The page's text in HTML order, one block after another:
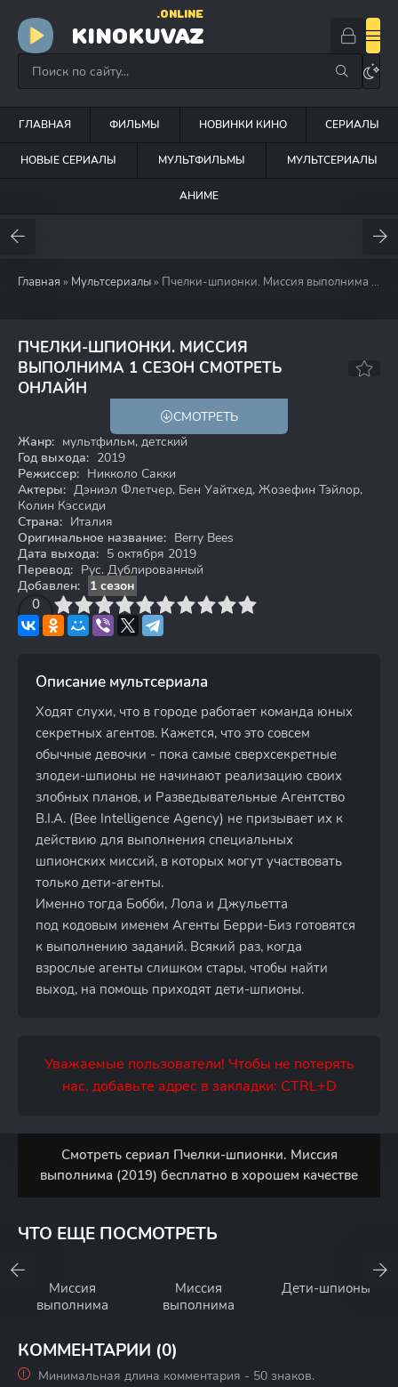
KINOKUVAZ
.ONLINE
ГЛАВНАЯ ФИЛЬМЫ НОВИНКИ КИНО СЕРИАЛЫ
НОВЫЕ СЕРИАЛЫ МУЛЬТФИЛЬМЫ МУЛЬТСЕРИАЛЫ
АНИМЕ
Главная » Мультсериалы » Пчелки-шпионки. Миссия выполнима (2019)
ПЧЕЛКИ-ШПИОНКИ. МИССИЯ
ВЫПОЛНИМА 1 СЕЗОН СМОТРЕТЬ
ОНЛАЙН
СМОТРЕТЬ
Жанр: мультфильм, детский
Год выхода: 2019
Режиссер: Никколо Сакки
Актеры: Дэниэл Флетчер, Бен Уайтхед, Жозефин Тэйлор,
Колин Кэссиди
Страна: Италия
Оригинальное название: Berry Bees
Дата выхода: 5 октября 2019
Перевод: Рус. Дублированный
Добавлен:
1 сезон
0
4 6 7 8 9 10
Описание мультсериала
Ходят слухи, что в городе работает команда юных
секретных агентов. Кажется, что это совсем
обычные девочки - пока самые сверхсекретные
злодеи-шпионы не начинают реализацию своих
злобных планов, и Разведывательные Агентство
B.I.A. (Bee Intelligence Agency) не призывает их к
действию для выполнения специальных
шпионских миссий, в которых могут участвовать
только дети-агенты.
Именно тогда Бобби, Лола и Джульетта
под кодовым именем Агенты Берри-Биз готовятся
к выполнению заданий. Всякий раз, когда
взрослые агенты слишком стары, чтобы найти
выход, на помощь приходят дети-шпионы.
Уважаемые пользователи! Чтобы не потерять
нас, добавьте адрес в закладки: CTRL+D
Смотреть сериал Пчелки-шпионки. Миссия
выполнима (2019) бесплатно в хорошем качестве
ЧТО ЕЩЕ ПОСМОТРЕТЬ
Миссия
выполнима
Миссия
выполнима
Дети-шпионы
КОММЕНТАРИИ (0)
Минимальная длина комментария - 50 знаков.